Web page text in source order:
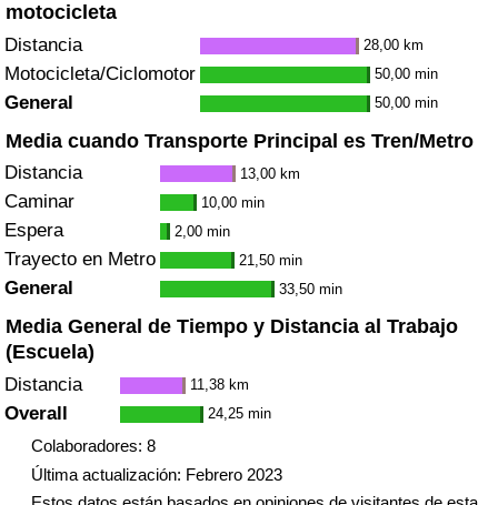
motocicleta
Distancia 28,00 km
Motocicleta/Ciclomotor 50,00 min
General 50,00 min
Media cuando Transporte Principal es Tren/Metro
Distancia 13,00 km
Caminar 10,00 min
Espera 2,00 min
Trayecto en Metro 21,50 min
General 33,50 min
Media General de Tiempo y Distancia al Trabajo
(Escuela)
Distancia 11,38 km
Overall 24,25 min
Colaboradores: 8
Última actualización: Febrero 2023